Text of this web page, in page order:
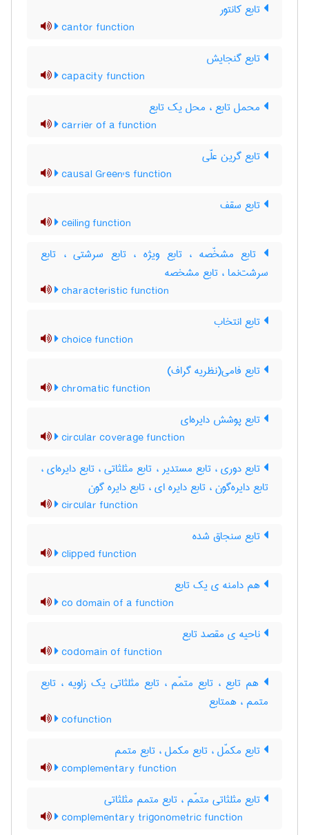
تابع کانتور
cantor function
تابع گنجایش
capacity function
محمل تابع ، محل یک تابع
carrier of a function
تابع گرین علّی
causal Green's function
تابع سقف
ceiling function
تابع مشخّصه ، تابع ویژه ، تابع سرشتی ، تابع
سرشت‌نما ، تابع مشخصه
characteristic function
تابع انتخاب
choice function
تابع فامی(نظریه گراف)
chromatic function
تابع پوشش دایره‌ای
circular coverage function
تابع دوری ، تابع مستدیر ، تابع مثلثاتی ، تابع دایره‌ای ،
تابع دایره‌گون ، تابع دایره ای ، تابع دایره گون
circular function
تابع سنجاق شده
clipped function
هم دامنه ی یک تابع
co domain of a function
ناحیه ی مقصد تابع
codomain of function
هم تابع ، تابع متمّم ، تابع مثلثاتی یک زاویه ، تابع
متمم ، همتابع
cofunction
تابع مکمّل ، تابع مکمل ، تابع متمم
complementary function
تابع مثلثاتی متمّم ، تابع متمم مثلثاتی
complementary trigonometric function